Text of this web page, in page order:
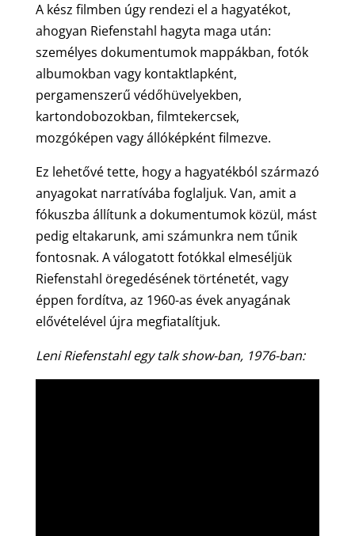
A kész filmben úgy rendezi el a hagyatékot,
ahogyan Riefenstahl hagyta maga után:
személyes dokumentumok mappákban, fotók
albumokban vagy kontaktlapként,
pergamenszerű védőhüvelyekben,
kartondobozokban, filmtekercsek,
mozgóképen vagy állóképként filmezve.
Ez lehetővé tette, hogy a hagyatékból származó
anyagokat narratívába foglaljuk. Van, amit a
fókuszba állítunk a dokumentumok közül, mást
pedig eltakarunk, ami számunkra nem tűnik
fontosnak. A válogatott fotókkal elmeséljük
Riefenstahl öregedésének történetét, vagy
éppen fordítva, az 1960-as évek anyagának
elővételével újra megfiatalítjuk.
Leni Riefenstahl egy talk show-ban, 1976-ban: